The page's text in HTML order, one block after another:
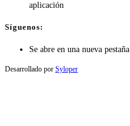
aplicación
Síguenos:
Se abre en una nueva pestaña
Desarrollado por Syloper